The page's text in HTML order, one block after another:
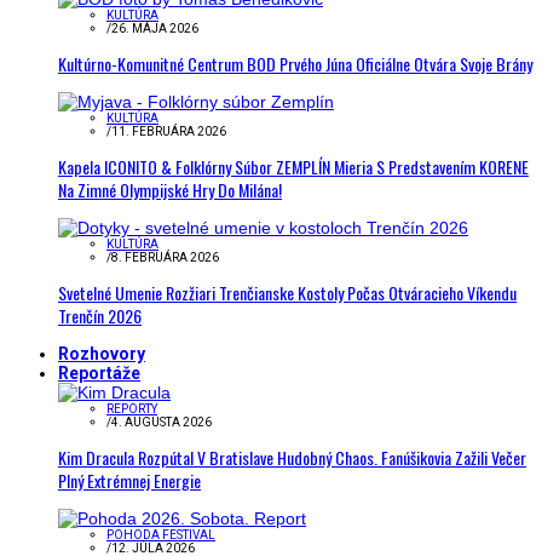
KULTÚRA
/26. MÁJA 2026
Kultúrno-Komunitné Centrum BOD Prvého Júna Oficiálne Otvára Svoje Brány
KULTÚRA
/11. FEBRUÁRA 2026
Kapela ICONITO & Folklórny Súbor ZEMPLÍN Mieria S Predstavením KORENE
Na Zimné Olympijské Hry Do Milána!
KULTÚRA
/8. FEBRUÁRA 2026
Svetelné Umenie Rozžiari Trenčianske Kostoly Počas Otváracieho Víkendu
Trenčín 2026
Rozhovory
Reportáže
REPORTY
/4. AUGUSTA 2026
Kim Dracula Rozpútal V Bratislave Hudobný Chaos. Fanúšikovia Zažili Večer
Plný Extrémnej Energie
POHODA FESTIVAL
/12. JÚLA 2026